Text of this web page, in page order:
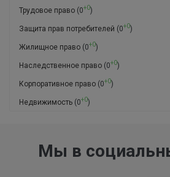
Трудовое право (0+0)
Защита прав потребителей (0+0)
Жилищное право (0+0)
Наследственное право (0+0)
Корпоративное право (0+0)
Недвижимость (0+0)
Мы в